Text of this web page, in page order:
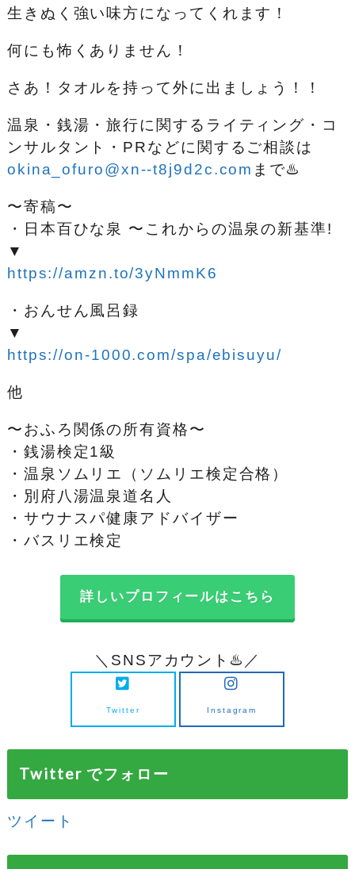
生きぬく強い味方になってくれます！
何にも怖くありません！
さあ！タオルを持って外に出ましょう！！
温泉・銭湯・旅行に関するライティング・コ
ンサルタント・PRなどに関するご相談は
okina_ofuro@xn--t8j9d2c.com まで♨️
〜寄稿〜
・日本百ひな泉 〜これからの温泉の新基準!
▼
https://amzn.to/3yNmmK6
・おんせん風呂録
▼
https://on-1000.com/spa/ebisuyu/
他
〜おふろ関係の所有資格〜
・銭湯検定1級
・温泉ソムリエ（ソムリエ検定合格）
・別府八湯温泉道名人
・サウナスパ健康アドバイザー
・バスリエ検定
詳しいプロフィールはこちら
＼SNSアカウント♨️／
Twitter Instagram
Twitter でフォロー
ツイート